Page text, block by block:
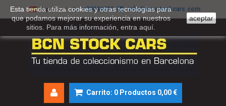
Español 930046895 info@bcnstockcars.com
Carrito: 0 Productos 0,00 €
Esta tienda utiliza cookies y otras tecnologías para
que podamos mejorar su experiencia en nuestros
sitios. Para más información, entra aquí
aceptar